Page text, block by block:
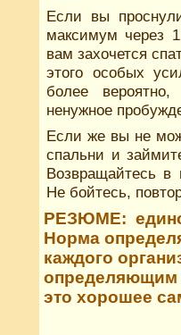
Если вы
максимум через
вам захочется
этого особых
более
ненужное
Если же вы не
спальни и
Возвращайтесь в
Не бойтесь,
РЕЗЮМЕ:
Норма
каждого
определяющим
это хорошее